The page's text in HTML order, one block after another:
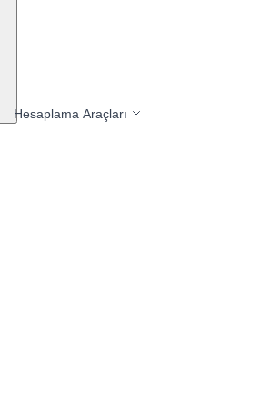
Hesaplama Araçları